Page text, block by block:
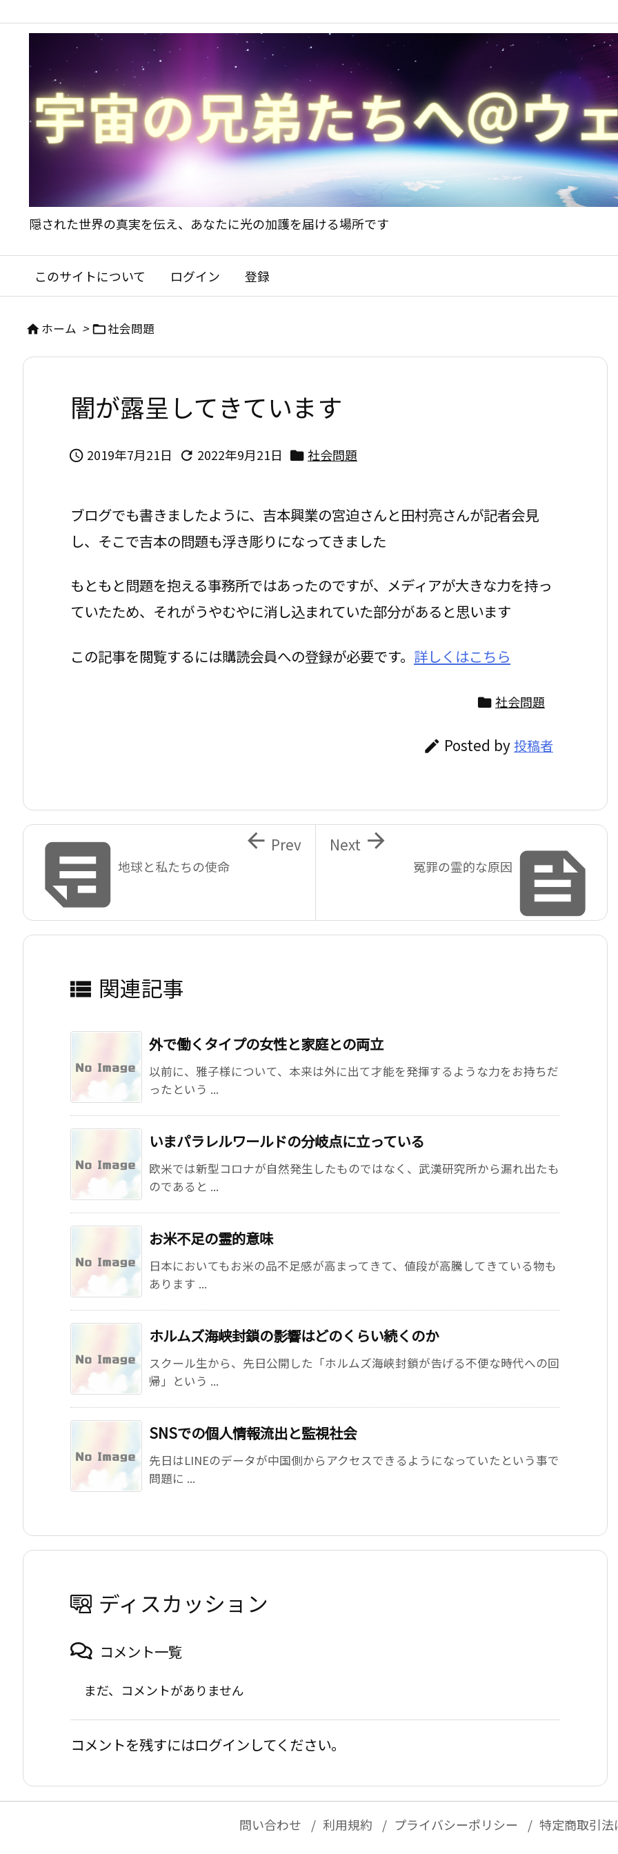
隠された世界の真実を伝え、あなたに光の加護を届ける場所です
このサイトについて ログイン 登録
ホーム > 社会問題
闇が露呈してきています
 2019年7月21日  2022年9月21日  社会問題
ブログでも書きましたように、吉本興業の宮迫さんと田村亮さんが記者会見
し、そこで吉本の問題も浮き彫りになってきました
もともと問題を抱える事務所ではあったのですが、メディアが大きな力を持っ
ていたため、それがうやむやに消し込まれていた部分があると思います
この記事を閲覧するには購読会員への登録が必要です。 詳しくはこちら
 社会問題
 Posted by投稿者

冤罪の霊的な原因

Next
地球と私たちの使命
 Prev
 関連記事
外で働くタイプの女性と家庭との両立
以前に、雅子様について、本来は外に出て才能を発揮するような力をお持ちだ
ったという ...
いまパラレルワールドの分岐点に立っている
欧米では新型コロナが自然発生したものではなく、武漢研究所から漏れ出たも
のであると ...
お米不足の霊的意味
日本においてもお米の品不足感が高まってきて、値段が高騰してきている物も
あります ...
ホルムズ海峡封鎖の影響はどのくらい続くのか
スクール生から、先日公開した「ホルムズ海峡封鎖が告げる不便な時代への回
帰」という ...
SNSでの個人情報流出と監視社会
先日はLINEのデータが中国側からアクセスできるようになっていたという事で
問題に ...
ディスカッション
コメント一覧
まだ、コメントがありません
コメントを残すにはログインしてください。
問い合わせ 利用規約 プライバシーポリシー 特定商取引